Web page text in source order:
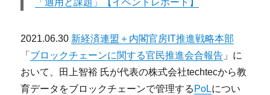
2021.06.30 新経済連盟＋内閣官房IT推進戦略本部
「 ブロックチェーンに関する官民推進会合報告 」に
おいて、田上智裕 氏が代表の株式会社techtecから教
育データをブロックチェーンで管理する PoLについ